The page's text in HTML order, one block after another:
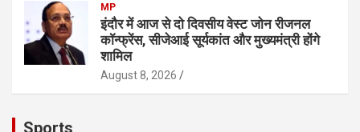
MP
इंदौर में आज से दो दिवसीय वेस्ट जोन रीजनल
कॉन्फ्रेंस, सीजेआई सूर्यकांत और मुख्यमंत्री होंगे
शामिल
August 8, 2026
Sports